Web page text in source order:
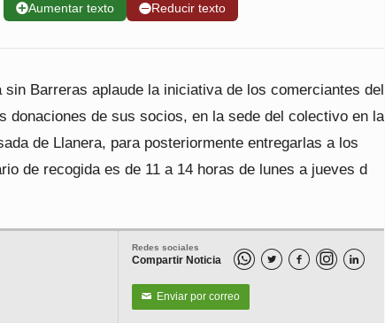
➕Aumentar texto ➖Reducir texto
sin Barreras aplaude la iniciativa de los comerciantes del
donaciones de sus socios, en la sede del colectivo en la
de Llanera, para posteriormente entregarlas a los
de recogida es de 11 a 14 horas de lunes a jueves d
Redes sociales
Compartir Noticia   
✉ Enviar por correo